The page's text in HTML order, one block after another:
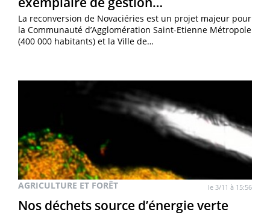
La reconversion de Novaciéries est un projet majeur pour
la Communauté d’Agglomération Saint-Etienne Métropole
(400 000 habitants) et la Ville de…
AGRICULTURE ET FORÊT le 3/11 à 15:56
Nos déchets source d’énergie verte